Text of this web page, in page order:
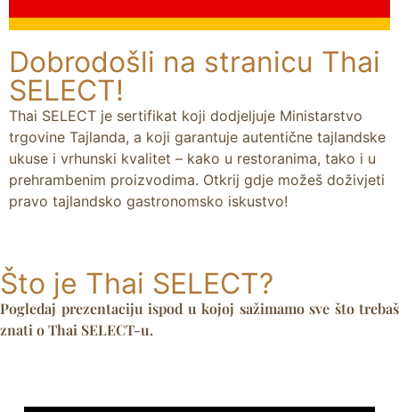
Dobrodošli na stranicu Thai
SELECT!
Thai SELECT je sertifikat koji dodjeljuje Ministarstvo
trgovine Tajlanda, a koji garantuje autentične tajlandske
ukuse i vrhunski kvalitet – kako u restoranima, tako i u
prehrambenim proizvodima. Otkrij gdje možeš doživjeti
pravo tajlandsko gastronomsko iskustvo!
Što je Thai SELECT?
Pogledaj prezentaciju ispod u kojoj sažimamo sve što trebaš
znati o Thai SELECT-u.